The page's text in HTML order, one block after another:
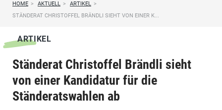
HOME > AKTUELL > ARTIKEL >
STÄNDERAT CHRISTOFFEL BRÄNDLI SIEHT VON EINER K...
ARTIKEL
Ständerat Christoffel Brändli sieht
von einer Kandidatur für die
Ständeratswahlen ab